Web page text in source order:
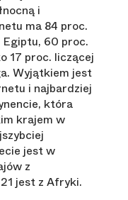
i
ma 84 proc.
60 proc.
17 proc. liczącej
Wyjątkiem jest
i najbardziej
która
krajem w
jest w
z
jest z Afryki.